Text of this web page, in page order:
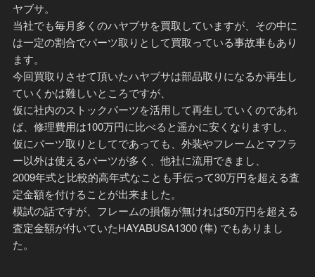
ヤブサ。
当社でも毎月多くのハヤブサを買取していますが、その中に
は一定の割合でパーツ取りとして買取っている事故車もあり
ます。
今回買取りさせて頂いたハヤブサは部品取りになるか再生し
ていくかは難しいところですが、
仮に社内のストックパーツを活用して再生していくのであれ
ば、修理費用は100万円に比べると遥かに安くなりますし、
仮にパーツ取りとしてであっても、外装やフレームとマフラ
ー以外は使えるパーツが多く、他社に流用できまし、
2009年式と比較的高年式なことも手伝って30万円を超える査
定金額を付けることが出来ました。
模試の話ですが、フレームの損傷が無ければ50万円を超える
査定金額が付いていたHAYABUSA1300 (隼) でもありまし
た。